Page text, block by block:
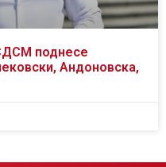
поднесе
Андоновска,